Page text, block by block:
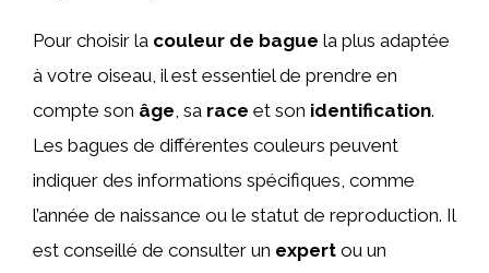
Pour choisir la couleur de bague la plus adaptée
à votre oiseau, il est essentiel de prendre en
compte son âge, sa race et son identification.
Les bagues de différentes couleurs peuvent
indiquer des informations spécifiques, comme
l’année de naissance ou le statut de reproduction. Il
est conseillé de consulter un expert ou un